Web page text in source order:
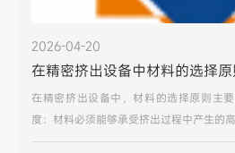
2026-04-20
在精密挤出设备中材料的选择原
在精密挤出设备中，材料的选择原则主
度：材料必须能够承受挤出过程中产生的
备良好的耐磨性，以抵御与塑料熔体间的